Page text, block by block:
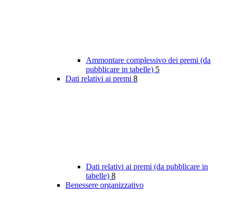
Ammontare complessivo dei premi (da
pubblicare in tabelle) 5
Dati relativi ai premi 8
Dati relativi ai premi (da pubblicare in
tabelle) 8
Benessere organizzativo